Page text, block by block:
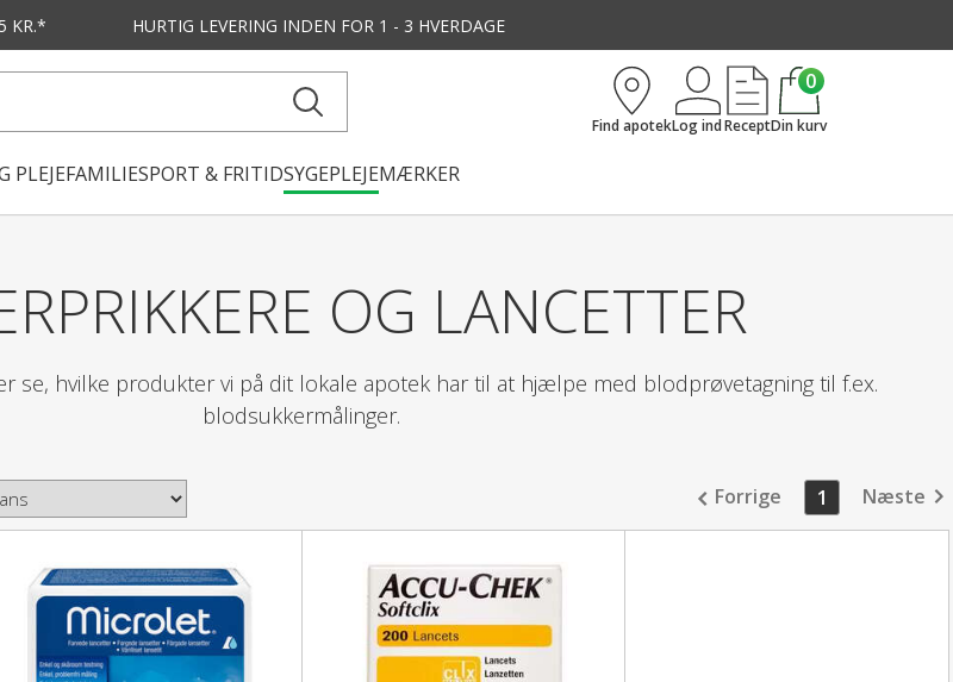
KR.* HURTIG LEVERING INDEN FOR 1 - 3 HVERDAGE
PLEJEFAMILIESPORT & FRITIDSYGEPLEJEMÆRKER
Find apotekLog indRecept
0
Din kurv
OG LANCETTER
se, hvilke produkter vi på dit lokale apotek har til at hjælpe med blodprøvetagning til f.ex.
blodsukkermålinger.
Forrige 1 Næste